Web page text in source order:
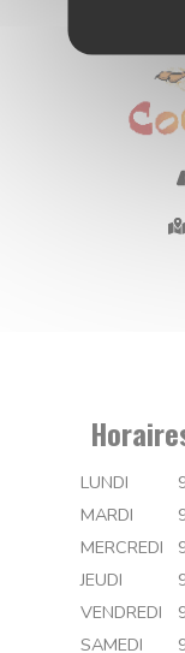
LUNDI
MARDI
MERCREDI
JEUDI
VENDREDI
SAMEDI